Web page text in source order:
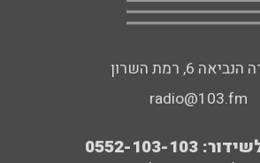
6, רמת השרון
radio@103.fm
0552-103-103